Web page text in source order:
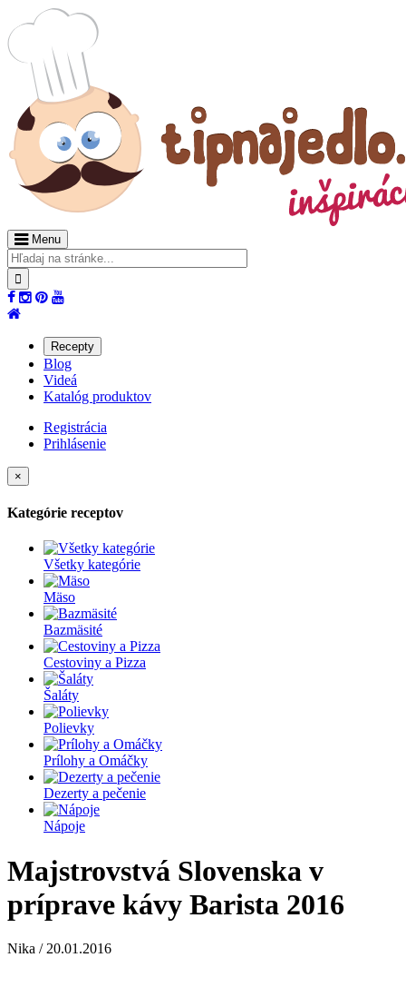
Menu
Recepty
Blog
Videá
Katalóg produktov
Registrácia
Prihlásenie
×
Kategórie receptov
Všetky kategórie
Mäso
Bazmäsité
Cestoviny a Pizza
Šaláty
Polievky
Prílohy a Omáčky
Dezerty a pečenie
Nápoje
Majstrovstvá Slovenska v
príprave kávy Barista 2016
Nika / 20.01.2016